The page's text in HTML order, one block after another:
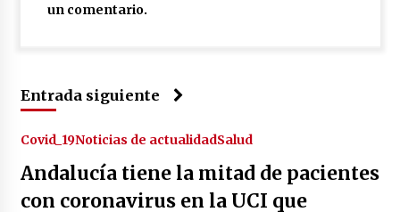
un comentario.
Entrada siguiente
Covid_19Noticias de actualidadSalud
Andalucía tiene la mitad de pacientes
con coronavirus en la UCI que